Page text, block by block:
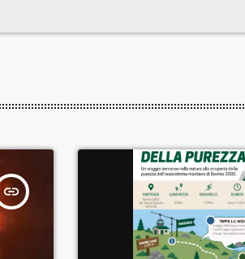
Paolo Ruggeri, Direttore Affari Istituzionali e
insert_link